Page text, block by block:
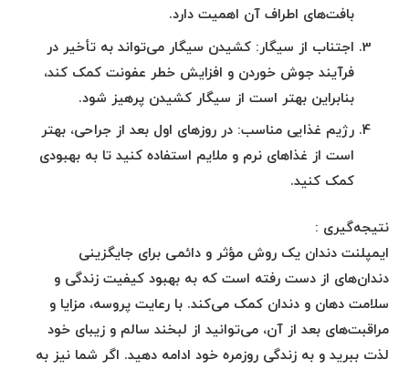
بافت‌های اطراف آن اهمیت دارد.
اجتناب از سیگار: کشیدن سیگار می‌تواند به تأخیر در
فرآیند جوش خوردن و افزایش خطر عفونت کمک کند،
بنابراین بهتر است از سیگار کشیدن پرهیز شود.
رژیم غذایی مناسب: در روزهای اول بعد از جراحی، بهتر
است از غذاهای نرم و ملایم استفاده کنید تا به بهبودی
کمک کنید.
نتیجه‌گیری :
ایمپلنت دندان یک روش مؤثر و دائمی برای جایگزینی
دندان‌های از دست رفته است که به بهبود کیفیت زندگی و
سلامت دهان و دندان کمک می‌کند. با رعایت پروسه، مزایا و
مراقبت‌های بعد از آن، می‌توانید از لبخند سالم و زیبای خود
لذت ببرید و به زندگی روزمره خود ادامه دهید. اگر شما نیز به